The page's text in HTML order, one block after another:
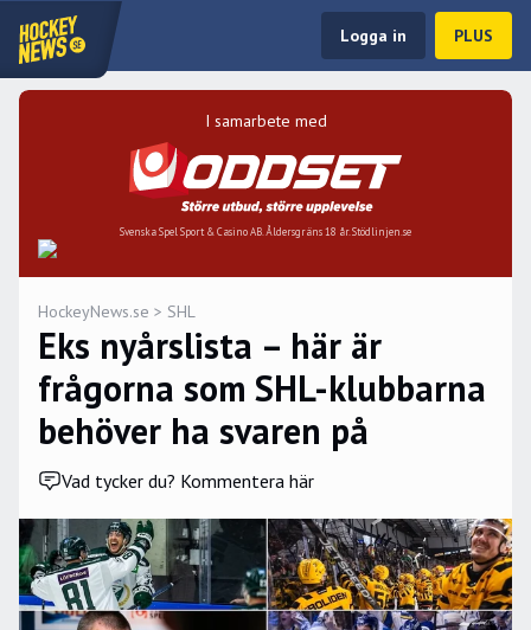
Logga in PLUS
I samarbete med
Svenska Spel Sport & Casino AB. Åldersgräns 18 år. Stödlinjen.se
HockeyNews.se > SHL
Eks nyårslista – här är
frågorna som SHL-klubbarna
behöver ha svaren på
Vad tycker du? Kommentera här